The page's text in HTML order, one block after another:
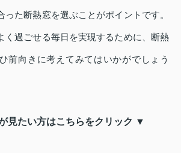
った断熱窓を選ぶことがポイントです。
く過ごせる毎日を実現するために、断熱
前向きに考えてみてはいかがでしょう
見たい方はこちらをクリック ▼